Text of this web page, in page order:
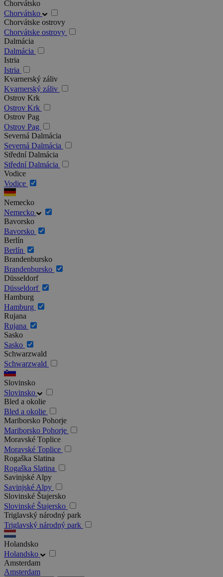
Chorvátsko
Chorvátsko
Chorvátske ostrovy
Chorvátske ostrovy
Dalmácia
Dalmácia
Istria
Istria
Kvarnerský záliv
Kvarnerský záliv
Ostrov Krk
Ostrov Krk
Ostrov Pag
Ostrov Pag
Severná Dalmácia
Severná Dalmácia
Střední Dalmácia
Střední Dalmácia
Vodice
Vodice
Nemecko
Nemecko
Bavorsko
Bavorsko
Berlín
Berlín
Brandenbursko
Brandenbursko
Düsseldorf
Düsseldorf
Hamburg
Hamburg
Rujana
Rujana
Sasko
Sasko
Schwarzwald
Schwarzwald
Slovinsko
Slovinsko
Bled a okolie
Bled a okolie
Mariborsko Pohorje
Mariborsko Pohorje
Moravské Toplice
Moravské Toplice
Rogaška Slatina
Rogaška Slatina
Savinjské Alpy
Savinjské Alpy
Slovinské Štajersko
Slovinské Štajersko
Triglavský národný park
Triglavský národný park
Holandsko
Holandsko
Amsterdam
Amsterdam